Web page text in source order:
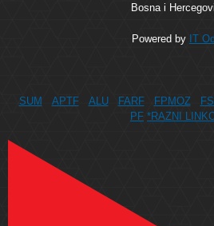
Bosna i
Powered by IT
SUM APTF ALU FARF FPMOZ
PF *RAZNI